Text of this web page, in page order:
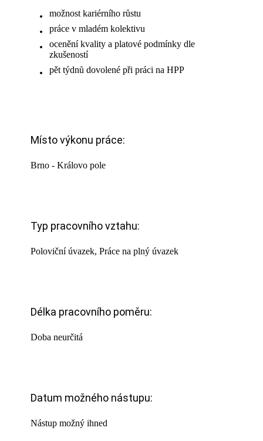
možnost kariérního růstu
práce v mladém kolektivu
ocenění kvality a platové podmínky dle
zkušeností
pět týdnů dovolené při práci na HPP
Místo výkonu práce:
Brno - Královo pole
Typ pracovního vztahu:
Poloviční úvazek, Práce na plný úvazek
Délka pracovního poměru:
Doba neurčitá
Datum možného nástupu:
Nástup možný ihned